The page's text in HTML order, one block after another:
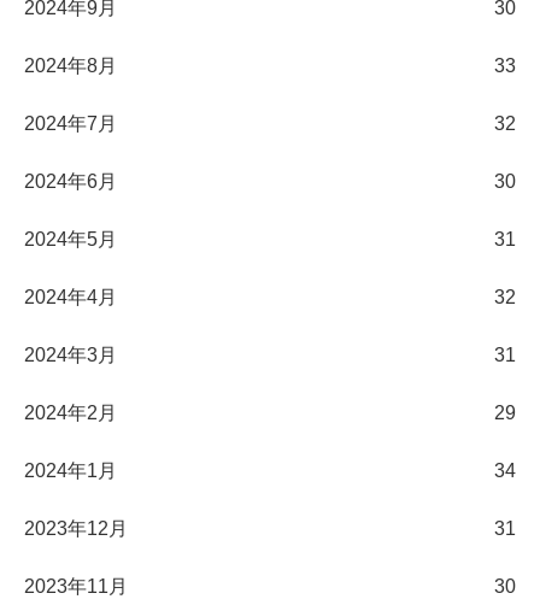
2024年9月 30
2024年8月 33
2024年7月 32
2024年6月 30
2024年5月 31
2024年4月 32
2024年3月 31
2024年2月 29
2024年1月 34
2023年12月 31
2023年11月 30